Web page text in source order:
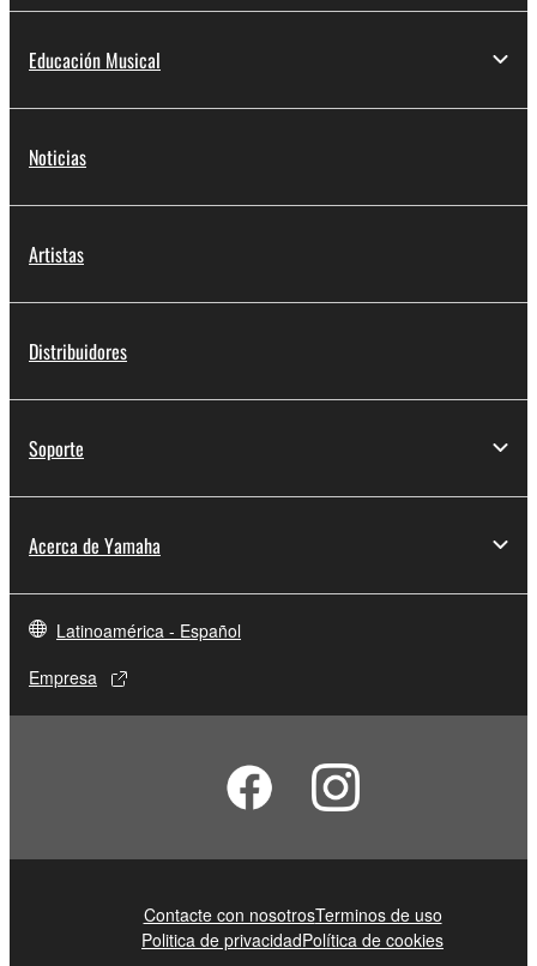
Educación Musical
Noticias
Artistas
Distribuidores
Soporte
Acerca de Yamaha
Latinoamérica - Español
Empresa
Contacte con nosotrosTerminos de uso
Politica de privacidadPolítica de cookies